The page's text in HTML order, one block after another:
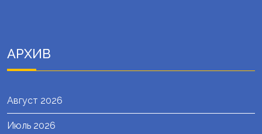
АРХИВ
Август 2026
Июль 2026